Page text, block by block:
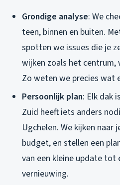
Grondige analyse: We
teen, binnen en buiten.
spotten we issues die je
wijken zoals het
Zo weten we precies wat
Persoonlijk plan: Elk dak
Zuid heeft iets anders
Ugchelen. We kijken naar
budget, en stellen een
van een kleine update tot
vernieuwing.